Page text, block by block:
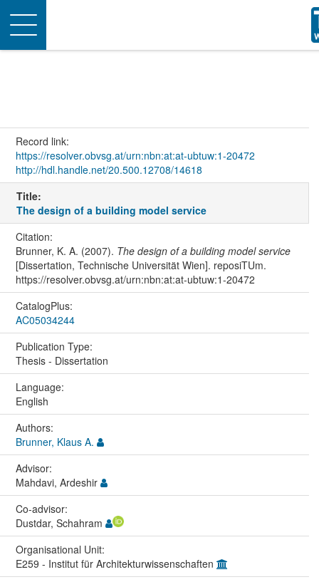
Toggle
navigation
Record link:
https://resolver.obvsg.at/urn:nbn:at:at-ubtuw:1-20472
http://hdl.handle.net/20.500.12708/14618
Title:
The design of a building model service
Citation:
Brunner, K. A. (2007). The design of a building model service
[Dissertation, Technische Universität Wien]. reposiTUm.
https://resolver.obvsg.at/urn:nbn:at:at-ubtuw:1-20472
CatalogPlus:
AC05034244
Publication Type:
Thesis - Dissertation
Language:
English
Authors:
Brunner, Klaus A.
Advisor:
Mahdavi, Ardeshir
Co-advisor:
Dustdar, Schahram
Organisational Unit:
E259 - Institut für Architekturwissenschaften